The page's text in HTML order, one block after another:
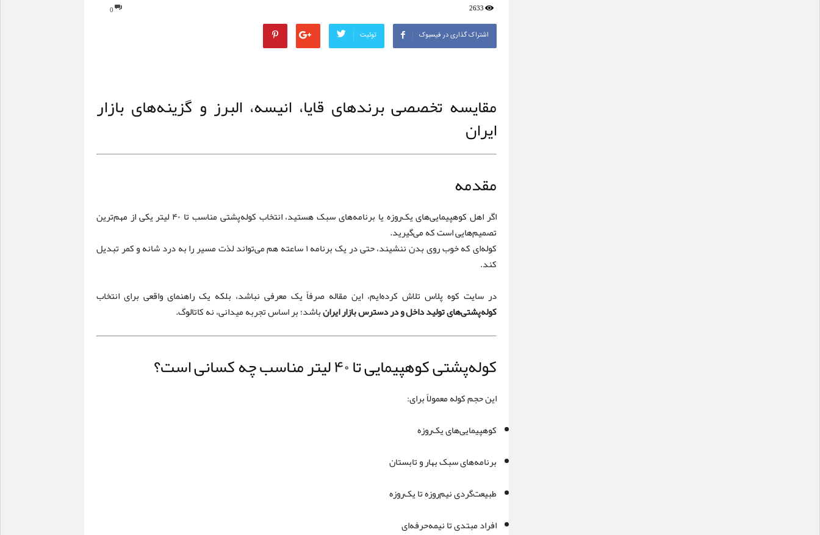
0 2633
اشتراک گذاری در فیسبوک توئیت
مقایسه تخصصی برندهای قایا، انیسه، البرز و گزینه‌های بازار
ایران
مقدمه
اگر اهل کوهپیمایی‌های یک‌روزه یا برنامه‌های سبک هستید، انتخاب کوله‌پشتی مناسب تا ۴۰ لیتر یکی از مهم‌ترین
تصمیم‌هایی است که می‌گیرید.
کوله‌ای که خوب روی بدن ننشیند، حتی در یک برنامه ۱ ساعته هم می‌تواند لذت مسیر را به درد شانه و کمر تبدیل
کند.
در سایت کوه پلاس تلاش کرده‌ایم، این مقاله صرفاً یک معرفی نباشد، بلکه یک راهنمای واقعی برای انتخاب
کوله‌پشتی‌های تولید داخل و در دسترس بازار ایرانباشد؛ بر اساس تجربه میدانی، نه کاتالوگ.
کوله‌پشتی کوهپیمایی تا ۴۰ لیتر مناسب چه کسانی است؟
این حجم کوله معمولاً برای:
کوهپیمایی‌های یک‌روزه
برنامه‌های سبک بهار و تابستان
طبیعت‌گردی نیم‌روزه تا یک‌روزه
افراد مبتدی تا نیمه‌حرفه‌ای